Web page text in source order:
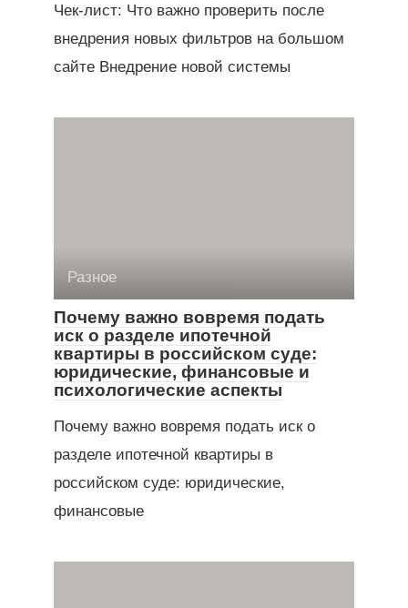
Чек-лист: Что важно проверить после
внедрения новых фильтров на большом
сайте Внедрение новой системы
Разное
Почему важно вовремя подать
иск о разделе ипотечной
квартиры в российском суде:
юридические, финансовые и
психологические аспекты
Почему важно вовремя подать иск о
разделе ипотечной квартиры в
российском суде: юридические,
финансовые